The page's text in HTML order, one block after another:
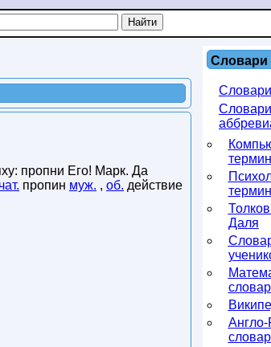
пропни Его! Марк. Да
пропин муж. , об. действие
Словари
Словари
Даля
Англо-